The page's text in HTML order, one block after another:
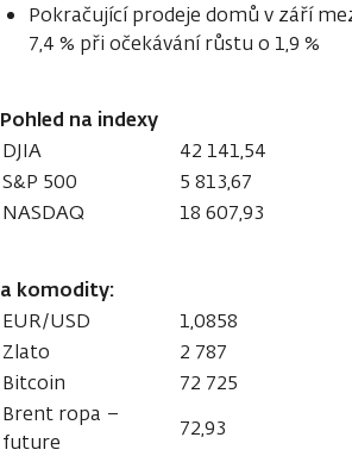
Pokračující prodeje domů v září
7,4 % při očekávání růstu o 1,9 %
Pohled na indexy
DJIA 42 141,54
S&P 500
5 813,67
NASDAQ
18 607,93
a komodity:
EUR/USD 1,0858
Zlato
2 787
Bitcoin
72 725
Brent ropa –
future
72,93